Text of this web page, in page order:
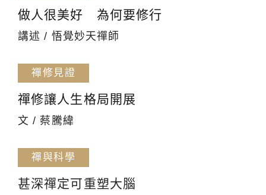
做人很美好 為何要修行
講述 / 悟覺妙天禪師
禪修見證
禪修讓人生格局開展
文 / 蔡騰緯
禪與科學
甚深禪定可重塑大腦